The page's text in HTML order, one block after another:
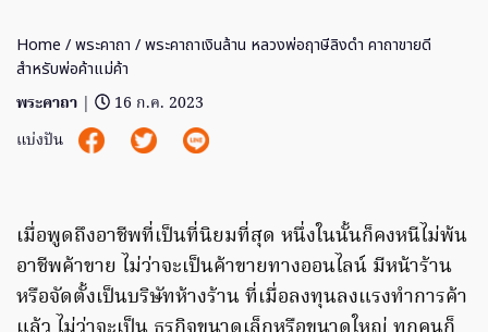
Home /พระคาถา / พระคาถาเงินล้าน หลวงพ่อฤาษีลิงดำ คาถาขายดี
สำหรับพ่อค้าแม่ค้า
พระคาถา |
16 ก.ค. 2023
แบ่งปัน
เมื่อพูดถึงอาชีพที่เป็นที่นิยมที่สุด หนึ่งในนั้นก็คงหนีไม่พ้น
อาชีพค้าขาย ไม่ว่าจะเป็นค้าขายทางออนไลน์ มีหน้าร้าน
หรือจัดตั้งเป็นบริษัทห้างร้าน ที่เมื่อลงทุนลงแรงทำการค้า